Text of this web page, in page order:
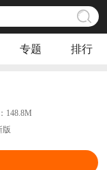
专题 排行
148.8M
版